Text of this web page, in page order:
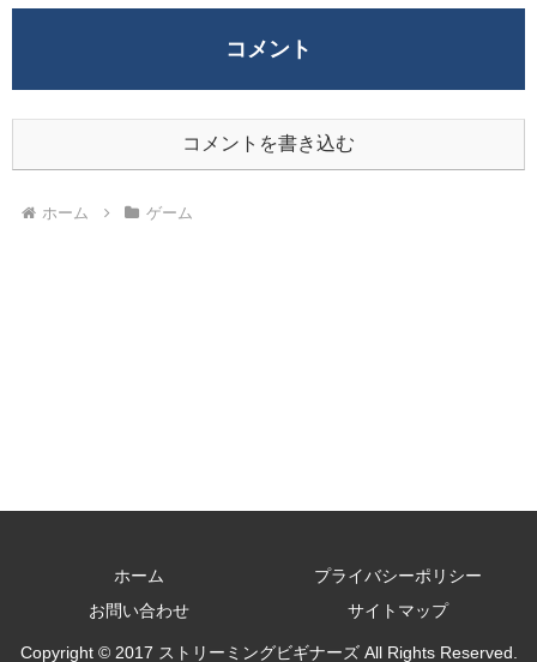
コメント
コメントを書き込む
ホーム ゲーム
ホーム
プライバシーポリシー
お問い合わせ
サイトマップ
Copyright © 2017 ストリーミングビギナーズ All Rights Reserved.